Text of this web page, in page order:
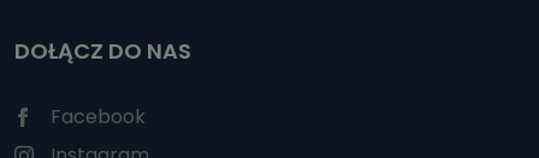
DOŁĄCZ DO NAS
Facebook